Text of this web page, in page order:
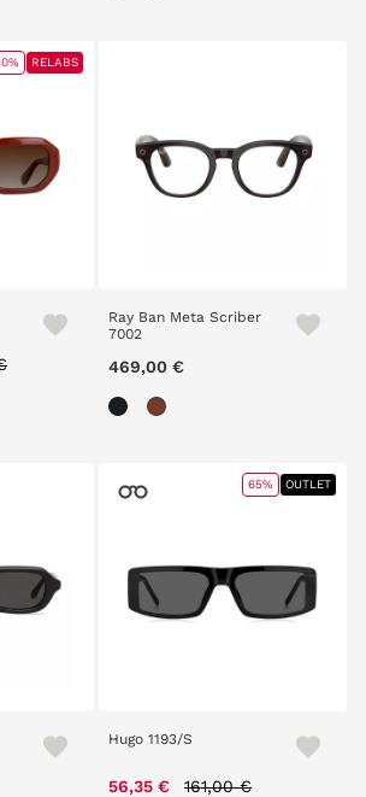
from
RELABS
Ray Ban Meta Scriber
7002
469,00 €
Hugo 1193/S
56,35 € Price reduced from
161,00 €
65% OUTLET